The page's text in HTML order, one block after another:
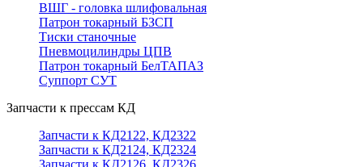
ВШГ - головка шлифовальная
Патрон токарный БЗСП
Тиски станочные
Пневмоцилиндры ЦПВ
Патрон токарный БелТАПАЗ
Суппорт СУТ
Запчасти к прессам КД
Запчасти к КД2122, КД2322
Запчасти к КД2124, КД2324